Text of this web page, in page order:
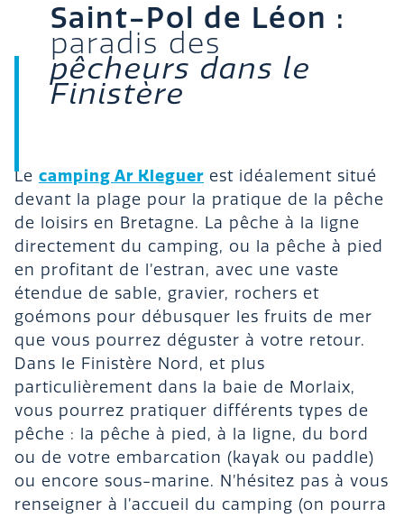
Saint-Pol de Léon :
paradis des
pêcheurs dans le
Finistère
Le camping Ar Kleguer est idéalement situé
devant la plage pour la pratique de la pêche
de loisirs en Bretagne. La pêche à la ligne
directement du camping, ou la pêche à pied
en profitant de l’estran, avec une vaste
étendue de sable, gravier, rochers et
goémons pour débusquer les fruits de mer
que vous pourrez déguster à votre retour.
Dans le Finistère Nord, et plus
particulièrement dans la baie de Morlaix,
vous pourrez pratiquer différents types de
pêche : la pêche à pied, à la ligne, du bord
ou de votre embarcation (kayak ou paddle)
ou encore sous-marine. N’hésitez pas à vous
renseigner à l’accueil du camping (on pourra